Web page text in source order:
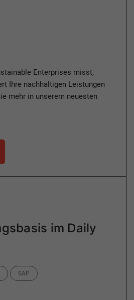
Enterprises misst,
Ihre nachhaltigen Leistungen
mehr in unserem neuesten
im Daily
SAP